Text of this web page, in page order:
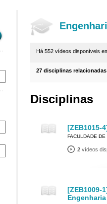
Há 552 vídeos disponíveis
27 disciplinas
Disciplinas
[ZEB1015-
FACULDADE
2 vídeos
[ZEB1009-